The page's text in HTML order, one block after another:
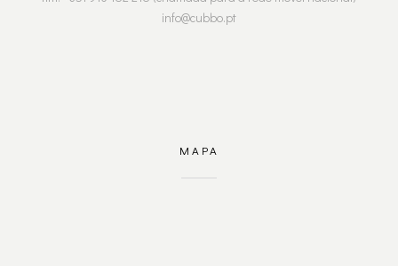
info@cubbo.pt
MAPA